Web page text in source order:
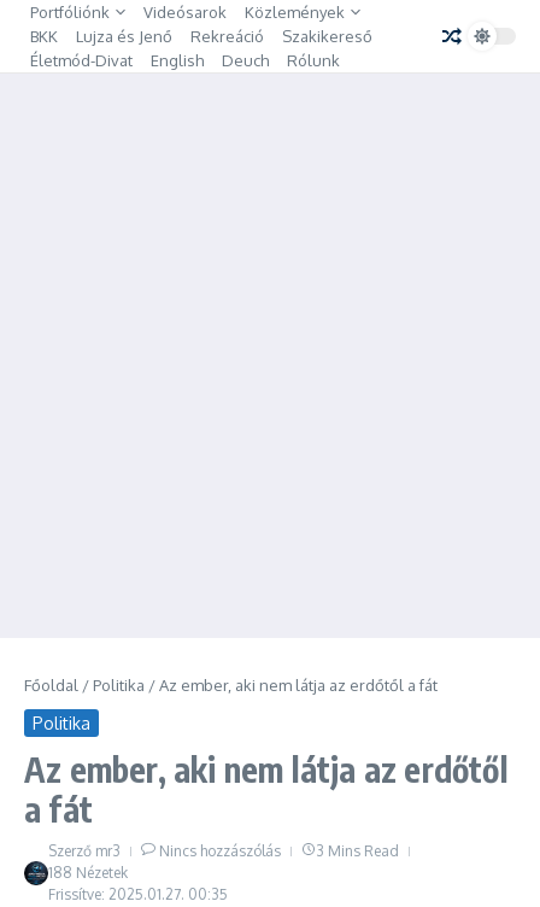
Ugrás a tartalomhoz
Portfóliónk Videósarok
Közlemények
BKK
Lujza és Jenő Rekreáció
Szakikereső
Életmód-Divat
English Deuch Rólunk
Főoldal / Politika /Az ember, aki nem látja az erdőtől a fát
Politika
Az ember, aki nem látja az erdőtől
a fát
Szerző mr3 Nincs hozzászólás
3 Mins Read
188 Nézetek
Frissítve: 2025.01.27. 00:35